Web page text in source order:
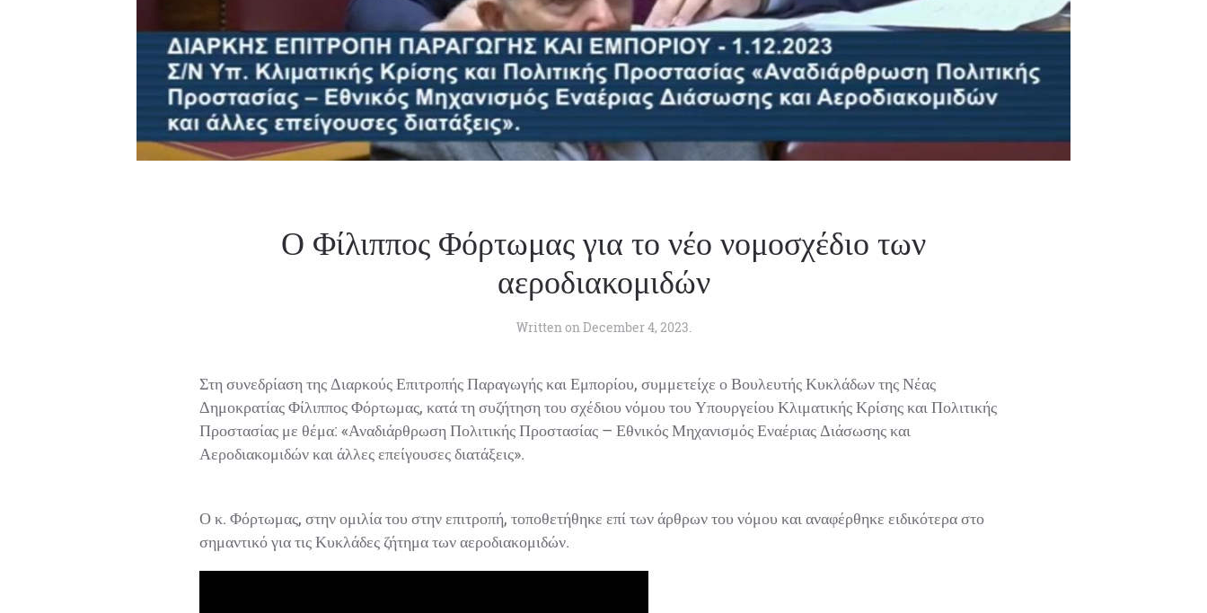
Ο Φίλιππος Φόρτωμας για το νέο νομοσχέδιο των
αεροδιακομιδών
Written onDecember 4, 2023.
Στη συνεδρίαση της Διαρκούς Επιτροπής Παραγωγής και Εμπορίου, συμμετείχε ο Βουλευτής Κυκλάδων της Νέας
Δημοκρατίας Φίλιππος Φόρτωμας, κατά τη συζήτηση του σχέδιου νόμου του Υπουργείου Κλιματικής Κρίσης και Πολιτικής
Προστασίας με θέμα: «Αναδιάρθρωση Πολιτικής Προστασίας – Εθνικός Μηχανισμός Εναέριας Διάσωσης και
Αεροδιακομιδών και άλλες επείγουσες διατάξεις».
Ο κ. Φόρτωμας, στην ομιλία του στην επιτροπή, τοποθετήθηκε επί των άρθρων του νόμου και αναφέρθηκε ειδικότερα στο
σημαντικό για τις Κυκλάδες ζήτημα των αεροδιακομιδών.